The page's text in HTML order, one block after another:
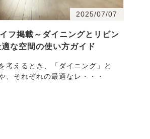
2025/07/07
フ掲載～ダイニングとリビン
な空間の使い方ガイド
考えるとき、「ダイニング」と
、それぞれの最適なレ・・・